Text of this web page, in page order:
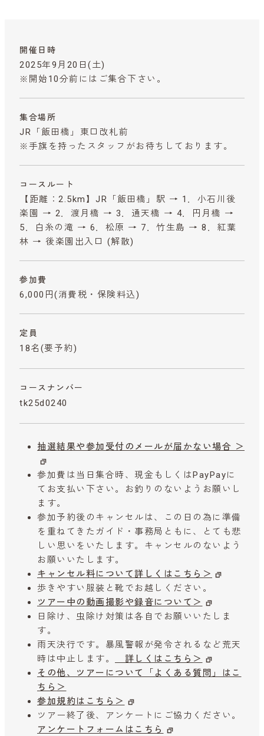
開催日時
2025年9月20日(土)
※開始10分前にはご集合下さい。
集合場所
JR「飯田橋」東口改札前
※手旗を持ったスタッフがお待ちしております。
コースルート
【距離：2.5km】JR「飯田橋」駅 → 1．小石川後
楽園 → 2．渡月橋 → 3．通天橋 → 4．円月橋 →
5．白糸の滝 → 6．松原 → 7．竹生島 → 8．紅葉
林 → 後楽園出入口 (解散)
参加費
6,000円 (消費税・保険料込)
定員
18名(要予約)
コースナンバー
tk25d0240
抽選結果や参加受付のメールが届かない場合 ＞
参加費は当日集合時、現金もしくはPayPayに
てお支払い下さい。お釣りのないようお願いし
ます。
参加予約後のキャンセルは、この日の為に準備
を重ねてきたガイド・事務局ともに、とても悲
しい思いをいたします。キャンセルのないよう
お願いいたします。
キャンセル料について詳しくはこちら＞
歩きやすい服装と靴でお越しください。
ツアー中の動画撮影や録音について＞
日除け、虫除け対策は各自でお願いいたしま
す。
雨天決行です。暴風警報が発令されるなど荒天
時は中止します。
詳しくはこちら＞
その他、ツアーについて「よくある質問」はこ
ちら＞
参加規約はこちら＞
ツアー終了後、アンケートにご協力ください。
アンケートフォームはこちら